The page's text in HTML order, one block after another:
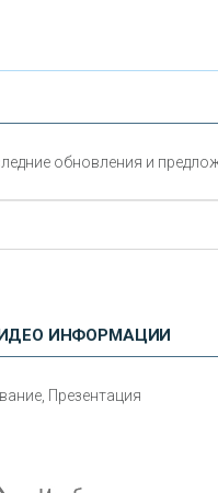
КЛИРИНГОВЫЙ
обновления и
ИНФОРМАЦИИ
Презентация